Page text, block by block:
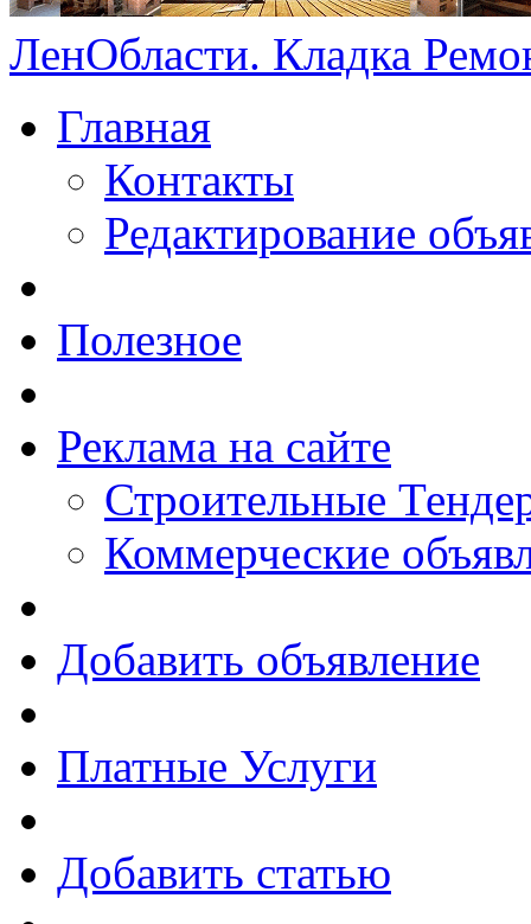
ЛенОбласти. Кладка
Главная
Контакты
Редактирование
Полезное
Реклама на сайте
Строительные
Коммерческие
Добавить объявление
Платные Услуги
Добавить статью